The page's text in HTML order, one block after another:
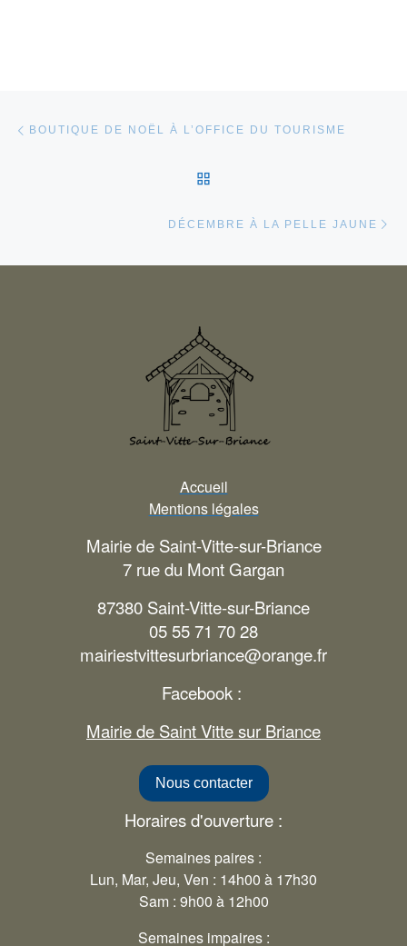
BOUTIQUE DE NOËL À L’OFFICE DU TOURISME
DÉCEMBRE À LA PELLE JAUNE
Accueil
Mentions légales
Mairie de Saint-Vitte-sur-Briance
7 rue du Mont Gargan
87380 Saint-Vitte-sur-Briance
05 55 71 70 28
mairiestvittesurbriance@orange.fr
Facebook :
Mairie de Saint Vitte sur Briance
Nous contacter
Horaires d'ouverture :
Semaines paires :
Lun, Mar, Jeu, Ven : 14h00 à 17h30
Sam : 9h00 à 12h00
Semaines impaires :